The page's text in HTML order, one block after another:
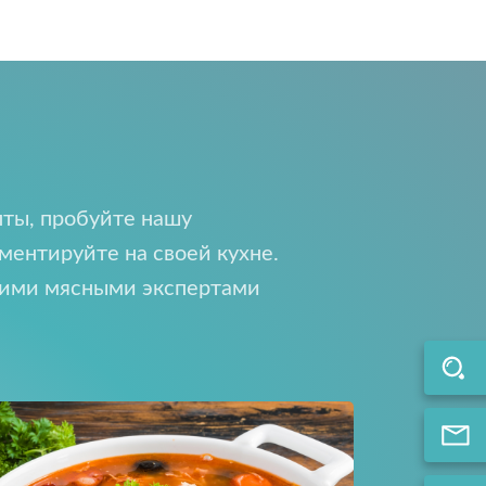
пробуйте нашу
на своей кухне.
мясными экспертами